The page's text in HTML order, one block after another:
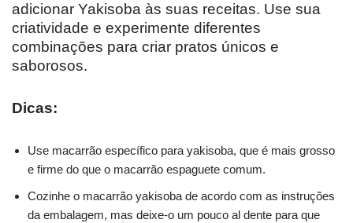
adicionar Yakisoba às suas receitas. Use sua
criatividade e experimente diferentes
combinações para criar pratos únicos e
saborosos.
Dicas:
Use macarrão específico para yakisoba, que é mais grosso
e firme do que o macarrão espaguete comum.
Cozinhe o macarrão yakisoba de acordo com as instruções
da embalagem, mas deixe-o um pouco al dente para que